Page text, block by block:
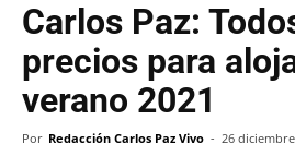
Carlos Paz:
precios para
verano 2021
Por Redacción Carlos Paz Vivo - 26